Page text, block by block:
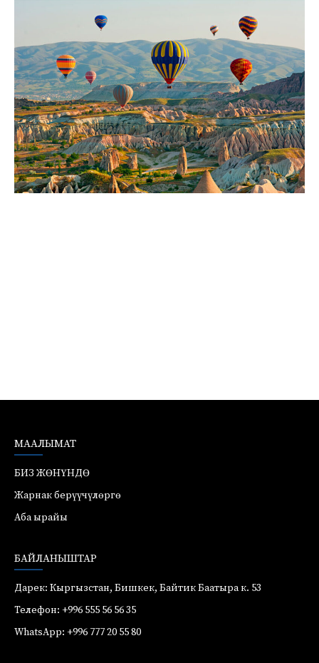
МААЛЫМАТ
БИЗ ЖӨНҮНДӨ
Жарнак берүүчүлөргө
Аба ырайы
БАЙЛАНЫШТАР
Дарек: Кыргызстан, Бишкек, Байтик Баатыра к. 53
Телефон: +996 555 56 56 35
WhatsApp: +996 777 20 55 80